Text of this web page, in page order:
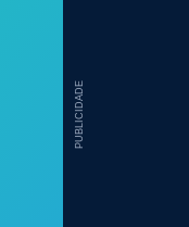
PUBLICIDADE